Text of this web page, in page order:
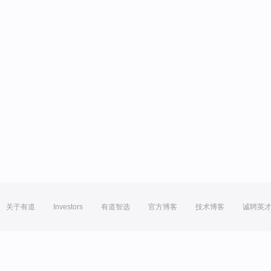
关于有道 Investors 有道智选 官方博客 技术博客 诚聘英才